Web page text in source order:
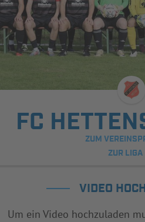
FC
ZUM
ZUR LIGA
VIDEO
Um ein Video hochzuladen